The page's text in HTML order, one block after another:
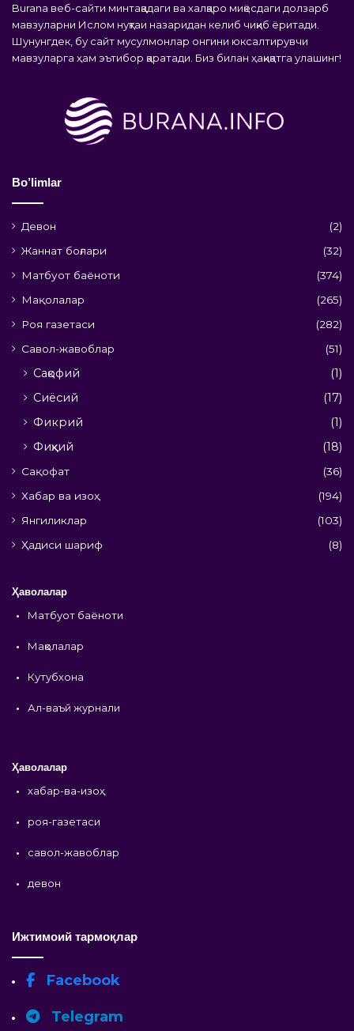
Burana веб-сайти минтақадаги ва халқаро миқёсдаги долзарб
мавзуларни Ислом нуқтаи назаридан келиб чиқиб ёритади.
Шунунгдек, бу сайт мусулмонлар онгини юксалтирувчи
мавзуларга ҳам эътибор қаратади. Биз билан ҳақиқатга улашинг!
Bo’limlar
Девон
(2)
Жаннат боғлари
(32)
Матбуот баёноти
(374)
Мақолалар
(265)
Роя газетаси
(282)
Савол-жавоблар
(51)
Сақофий
(1)
Сиёсий
(17)
Фикрий
(1)
Фиқҳий
(18)
Сақофат
(36)
Хабар ва изоҳ
(194)
Янгиликлар
(103)
Ҳадиси шариф
(8)
Ҳаволалар
• Матбуот баёноти
• Мақолалар
• Кутубхона
• Ал-ваъй журнали
Ҳаволалар
• хабар-ва-изоҳ
• роя-газетаси
• савол-жавоблар
• девон
Ижтимоий тармоқлар
Facebook
Telegram